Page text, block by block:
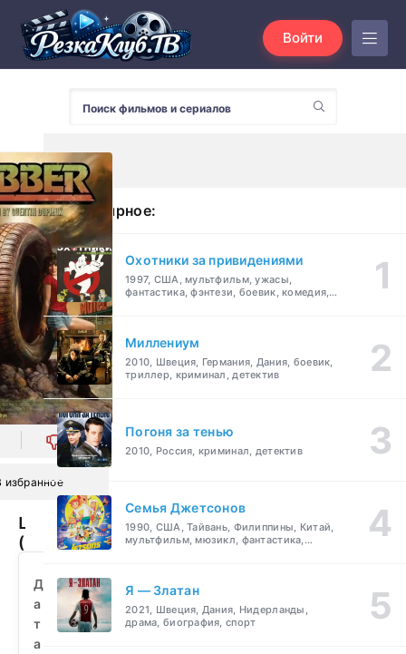
Войти
0
избранное
Шина
(2010)
бесплатно
Д
а
т
а
Популярное:
Охотники за привидениями
1997, США, мультфильм, ужасы,
фантастика, фэнтези, боевик, комедия,
Миллениум
2010, Швеция, Германия, Дания, боевик,
триллер, криминал, детектив
Погоня за тенью
2010, Россия, криминал, детектив
Семья Джетсонов
1990, США, Тайвань, Филиппины, Китай,
мультфильм, мюзикл, фантастика,
Я — Златан
2021, Швеция, Дания, Нидерланды,
драма, биография, спорт